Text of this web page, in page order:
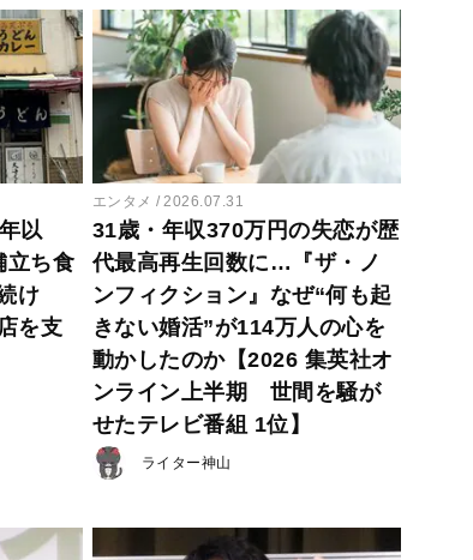
以
立ち食
け
を支
エンタメ 2026.07.31
31歳・年収370万円の失恋が歴
代最高再生回数に…『ザ・ノ
ンフィクション』なぜ“何も起
きない婚活”が114万人の心を
動かしたのか【2026 集英社オ
ンライン上半期 世間を騒が
せたテレビ番組 1位】
ライター神山